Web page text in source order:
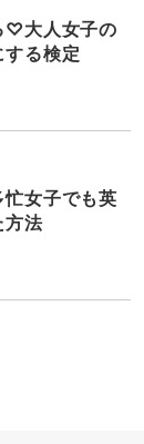
♡大人女子の
る検定
女子でも英
方法